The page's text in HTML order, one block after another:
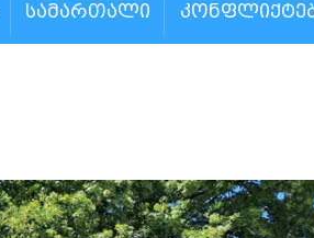
ᲡᲐᲛᲐᲠᲗᲐᲚᲘ